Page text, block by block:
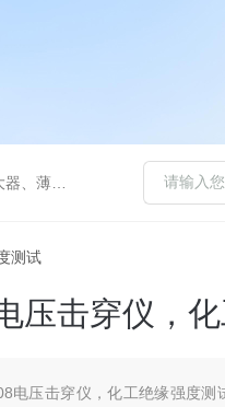
电学测控系统。
测试
压击穿仪，
电压击穿仪，化工绝缘强度